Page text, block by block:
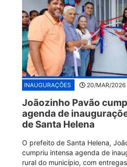
INAUGURAÇÕES 20/MAR/2026
Joãozinho Pavão
agenda de
de Santa Helena
O prefeito de Santa Helena,
cumpriu intensa agenda de
rural do município, com